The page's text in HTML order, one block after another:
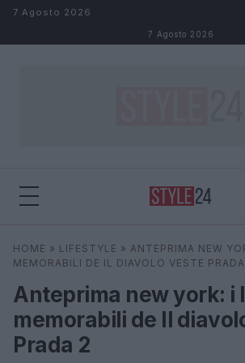
Salta al contenuto
7 Agosto 2026
7 Agosto 2026
Cerca
HOME » LIFESTYLE » ANTEPRIMA NEW
MEMORABILI DE IL DIAVOLO VESTE
Anteprima new york: i
memorabili de Il
Prada 2